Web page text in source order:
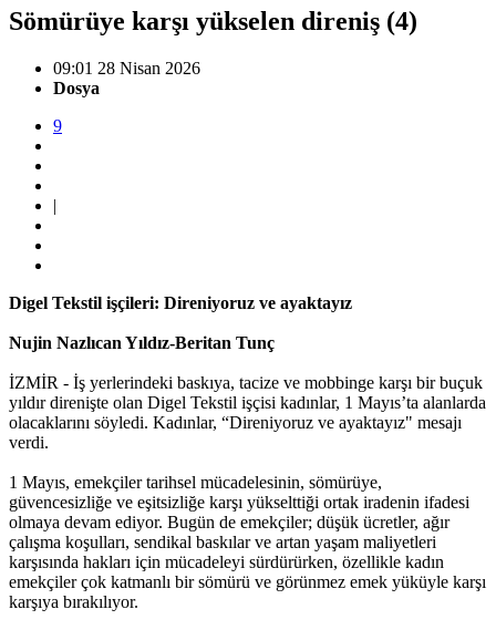
Sömürüye karşı yükselen direniş (4)
09:01 28 Nisan 2026
Dosya
9
|
Digel Tekstil işçileri: Direniyoruz ve ayaktayız
Nujin Nazlıcan Yıldız-Beritan Tunç
İZMİR - İş yerlerindeki baskıya, tacize ve mobbinge karşı bir buçuk
yıldır direnişte olan Digel Tekstil işçisi kadınlar, 1 Mayıs’ta alanlarda
olacaklarını söyledi. Kadınlar, “Direniyoruz ve ayaktayız" mesajı
verdi.
1 Mayıs, emekçiler tarihsel mücadelesinin, sömürüye,
güvencesizliğe ve eşitsizliğe karşı yükselttiği ortak iradenin ifadesi
olmaya devam ediyor. Bugün de emekçiler; düşük ücretler, ağır
çalışma koşulları, sendikal baskılar ve artan yaşam maliyetleri
karşısında hakları için mücadeleyi sürdürürken, özellikle kadın
emekçiler çok katmanlı bir sömürü ve görünmez emek yüküyle karşı
karşıya bırakılıyor.